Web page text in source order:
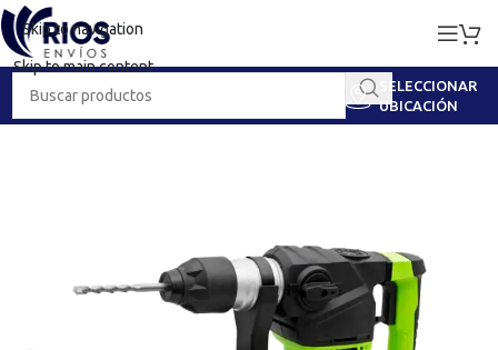
Skip to navigation
Skip to main content
SELECCIONAR
UBICACIÓN